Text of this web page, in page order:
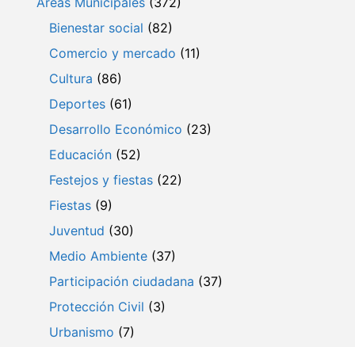
Bienestar social (82)
Comercio y mercado (11)
Cultura (86)
Deportes (61)
Desarrollo Económico (23)
Educación (52)
Festejos y fiestas (22)
Fiestas (9)
Juventud (30)
Medio Ambiente (37)
Participación ciudadana (37)
Protección Civil (3)
Urbanismo (7)